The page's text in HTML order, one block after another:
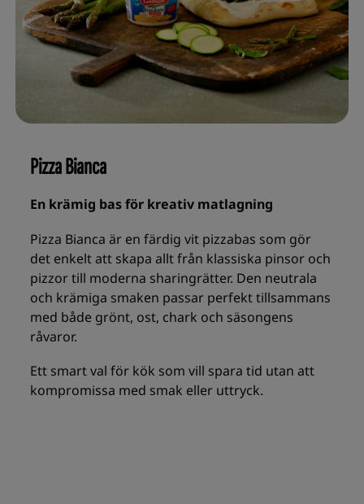
Pizza Bianca
En krämig bas för kreativ matlagning
Pizza Bianca är en färdig vit pizzabas som gör
det enkelt att skapa allt från klassiska pinsor och
pizzor till moderna sharingrätter. Den neutrala
och krämiga smaken passar perfekt tillsammans
med både grönt, ost, chark och säsongens
råvaror.
Ett smart val för kök som vill spara tid utan att
kompromissa med smak eller uttryck.